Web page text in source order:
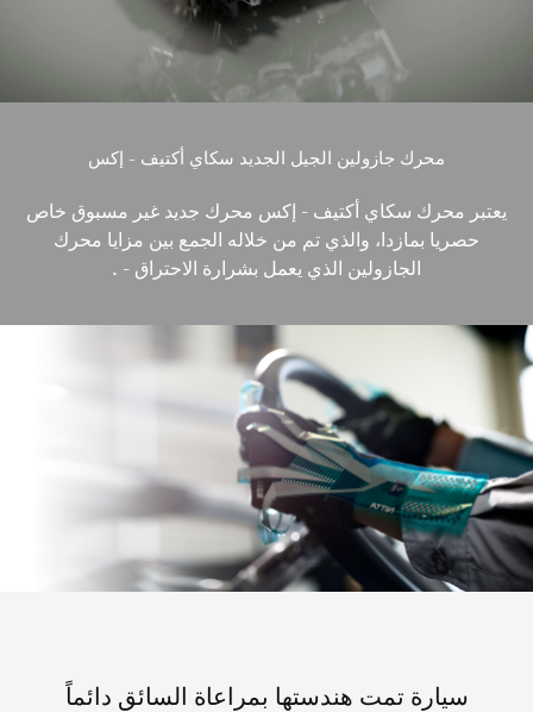
محرك جازولين الجيل الجديد سكاي أكتيف - إكس
يعتبر محرك سكاي أكتيف - إكس محرك جديد غير مسبوق خاص
حصريا بمازدا، والذي تم من خلاله الجمع بين مزايا محرك
الجازولين الذي يعمل بشرارة الاحتراق - .
سيارة تمت هندستها بمراعاة السائق دائماً